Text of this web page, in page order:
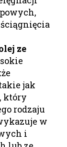
ze
jak
który
rodzaju
w
i